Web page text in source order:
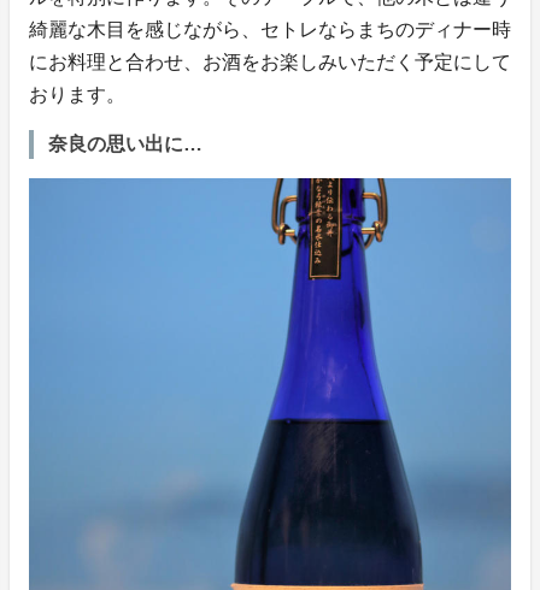
綺麗な木目を感じながら、セトレならまちのディナー時
にお料理と合わせ、お酒をお楽しみいただく予定にして
おります。
奈良の思い出に…